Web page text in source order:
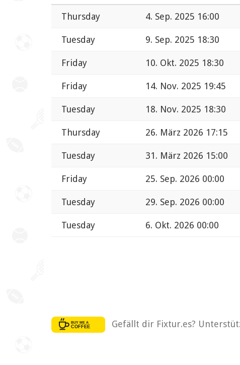
Thursday 4. Sep. 2025 16:00
Tuesday 9. Sep. 2025 18:30
Friday 10. Okt. 2025 18:30
Friday 14. Nov. 2025 19:45
Tuesday 18. Nov. 2025 18:30
Thursday 26. März 2026 17:15
Tuesday 31. März 2026 15:00
Friday 25. Sep. 2026 00:00
Tuesday 29. Sep. 2026 00:00
Tuesday 6. Okt. 2026 00:00
Gefällt dir Fixtur.es?